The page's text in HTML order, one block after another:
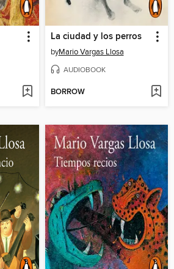
La ciudad y los perros
byMario Vargas Llosa
AUDIOBOOK
BORROW